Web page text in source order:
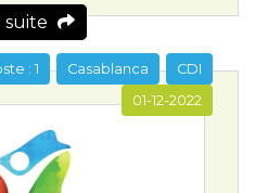
suite
CDI
Casablanca
: 1
01-12-2022